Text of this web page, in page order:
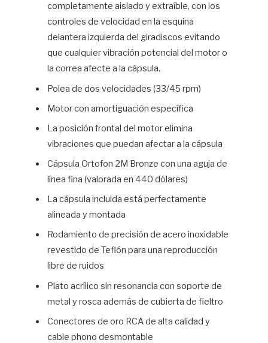
completamente aislado y extraíble, con los
controles de velocidad en la esquina
delantera izquierda del giradiscos evitando
que cualquier vibración potencial del motor o
la correa afecte a la cápsula.
Polea de dos velocidades (33/45 rpm)
Motor con amortiguación específica
La posición frontal del motor elimina
vibraciones que puedan afectar a la cápsula
Cápsula Ortofon 2M Bronze con una aguja de
línea fina (valorada en 440 dólares)
La cápsula incluida está perfectamente
alineada y montada
Rodamiento de precisión de acero inoxidable
revestido de Teflón para una reproducción
libre de ruidos
Plato acrílico sin resonancia con soporte de
metal y rosca además de cubierta de fieltro
Conectores de oro RCA de alta calidad y
cable phono desmontable